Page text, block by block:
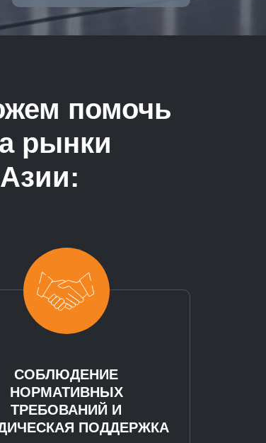
помочь
рынки
СОБЛЮДЕНИЕ
НОРМАТИВНЫХ
ТРЕБОВАНИЙ И
ПОДДЕРЖКА